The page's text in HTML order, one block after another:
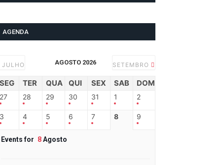
AGENDA
JULHO AGOSTO 2026 SETEMBRO
SEG TER QUA QUI SEX SAB DOM
27 28 29 30 31 1 2
3 4 5 6 7 8 9
Events for 8Agosto